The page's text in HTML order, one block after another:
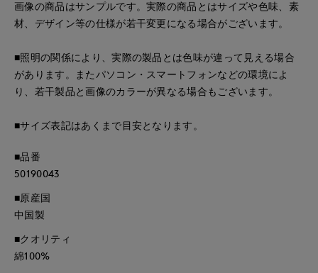
画像の商品はサンプルです。実際の商品とはサイズや色味、素
材、デザイン等の仕様が若干変更になる場合がございます。
■照明の関係により、実際の製品とは色味が違って見える場合
があります。またパソコン・スマートフォンなどの環境によ
り、若干製品と画像のカラーが異なる場合もございます。
■サイズ表記はあくまで目安となります。
■品番
50190043
■原産国
中国製
■クオリティ
綿100%